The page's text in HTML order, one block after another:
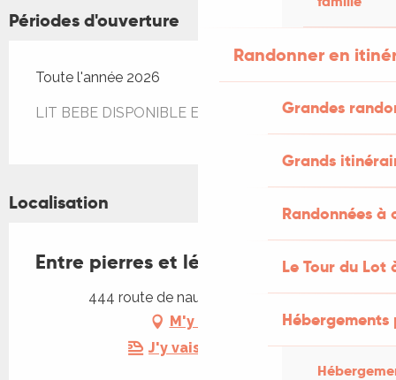
Randonner en
Grandes
Grands
Randonnées
Le Tour du Lot
Périodes d'ouverture
Toute l'année 2026
LIT BEBE DISPONIBLE ET GRATUIT
Localisation
Entre pierres et légendes
444 route de naudy, 46160 Cajarc
M'y rendre
J'y vais en train !